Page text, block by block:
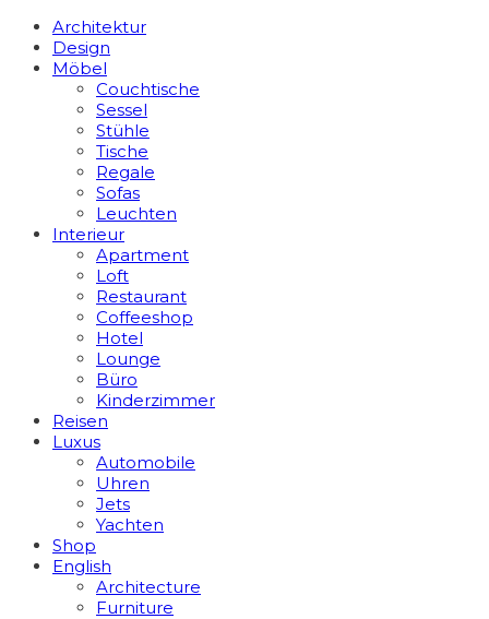
Architektur
Design
Möbel
Couchtische
Sessel
Stühle
Tische
Regale
Sofas
Leuchten
Interieur
Apart­ment
Loft
Restaurant
Coffeeshop
Hotel
Lounge
Büro
Kinderzimmer
Reisen
Luxus
Automobile
Uhren
Jets
Yachten
Shop
English
Architecture
Furniture